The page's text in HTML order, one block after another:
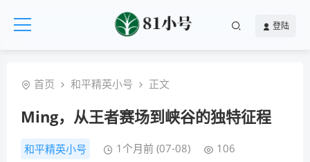
登陆
首页 和平精英小号 正文
Ming，从王者赛场到峡谷的独特征程
和平精英小号 1个月前 (07-08) 106